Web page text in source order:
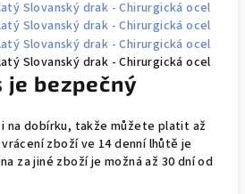
je bezpečný
na dobírku, takže můžete platit až
zboží ve 14 denní lhůtě je
za jiné zboží je možná až 30 dní od